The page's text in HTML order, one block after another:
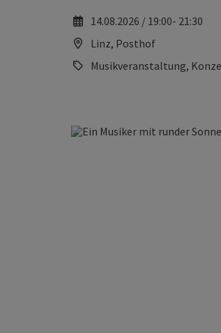
14.08.2026 / 19:00- 21:30
Linz, Posthof
Musikveranstaltung,